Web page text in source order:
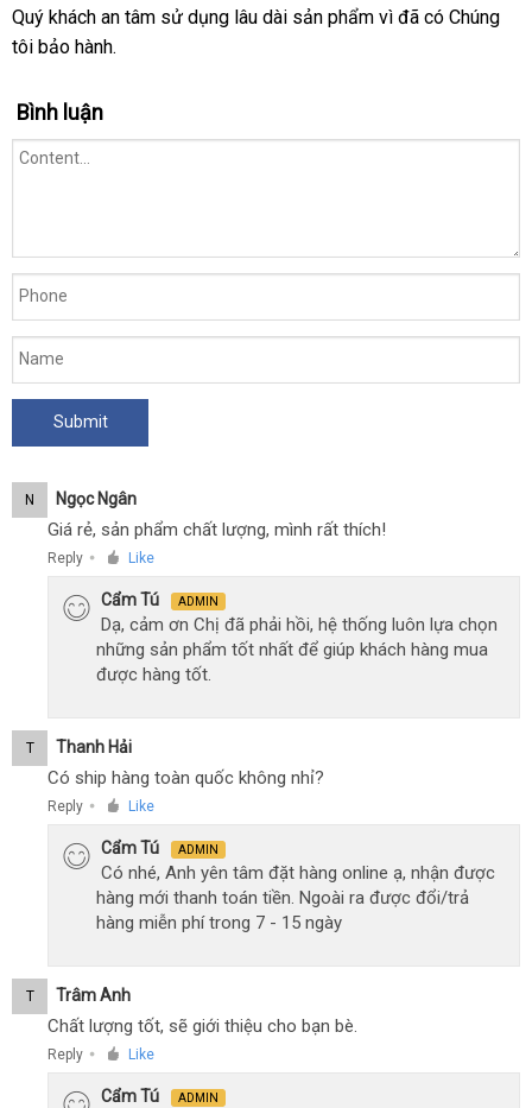
nên
mua
Chúng
tôi.vn
tiếng
chỉgiá
Quý khách an tâm sử dụng lâu dài sản phẩm vì lớn
đã có Chúng
tôi bảo hành.
Bình luận
N Ngọc Ngân
Giá rẻ, sản phẩm chất lượng, mình rất thích!
Reply ● Like
Cẩm Tú ADMIN
Dạ, cảm ơn Chị đã phải hồi, hệ thống luôn lựa chọn
những sản phẩm tốt nhất để giúp khách hàng mua
được hàng tốt.
T Thanh Hải
Có ship hàng toàn quốc không nhỉ?
Reply ● Like
Cẩm Tú ADMIN
Có nhé, Anh yên tâm đặt hàng online ạ, nhận được
hàng mới thanh toán tiền. Ngoài ra được đổi/trả
hàng miễn phí trong 7 - 15 ngày
T Trâm Anh
Chất lượng tốt, sẽ giới thiệu cho bạn bè.
Reply ● Like
Cẩm Tú ADMIN